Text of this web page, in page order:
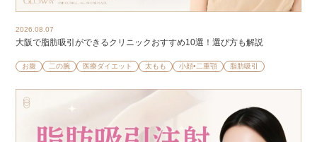
2026.08.07
大阪で脂肪吸引ができるクリニックおすすめ10選！選び方も解説
お腹 二の腕 医療ダイエット 太もも 小顔•二重顎 脂肪吸引